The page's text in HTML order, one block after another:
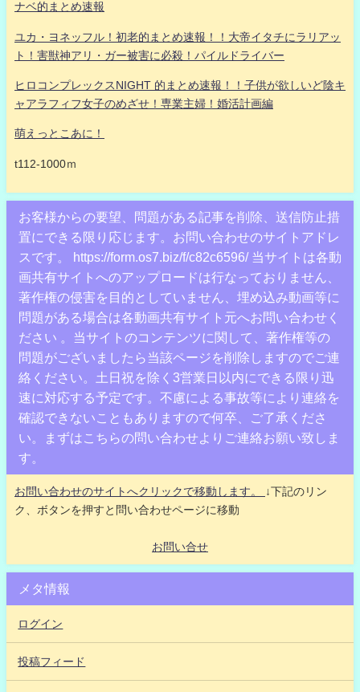
ナベ的まとめ速報
ユカ・ヨネッフル！初老的まとめ速報！！大帝イタチにラリアッ
ト！害獣神アリ・ガー被害に必殺！パイルドライバー
ヒロコンプレックスNIGHT 的まとめ速報！！子供が欲しいど陰キ
ャアラフィフ女子のめざせ！専業主婦！婚活計画編
萌えっとこあに！
t112-1000ｍ
お客様からの要望、問題がある記事を削除、送信防止措
置にできる限り応じます。お問い合わせのサイトアドレ
スです。 https://form.os7.biz/f/c82c6596/ 当サイトは各動
画共有サイトへのアップロードは行なっておりません、
著作権の侵害を目的としていません、埋め込み動画等に
問題がある場合は各動画共有サイト元へお問い合わせく
ださい 。当サイトのコンテンツに関して、著作権等の
問題がございましたら当該ページを削除しますのでご連
絡ください。土日祝を除く3営業日以内にできる限り迅
速に対応する予定です。不慮による事故等により連絡を
確認できないこともありますので何卒、ご了承くださ
い。まずはこちらの問い合わせよりご連絡お願い致しま
す。
お問い合わせのサイトへクリックで移動します。
↓下記のリン
ク、ボタンを押すと問い合わせページに移動
お問い合せ
メタ情報
ログイン
投稿フィード